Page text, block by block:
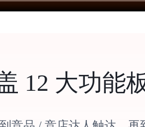
12 大功能